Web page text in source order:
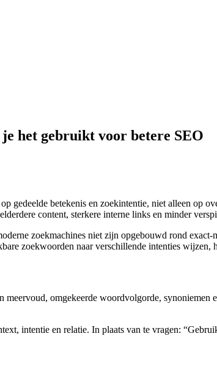
het gebruikt voor betere SEO
gedeelde betekenis en zoekintentie, niet alleen op
content, sterkere interne links en minder
zoekmachines niet zijn opgebouwd rond
zoekwoorden naar verschillende intenties wijzen,
omgekeerde woordvolgorde,
intentie en relatie. In plaats van te vragen: